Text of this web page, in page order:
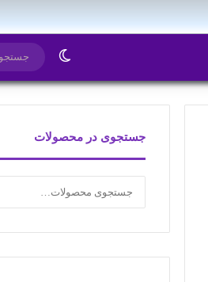
تغییر پوسته
جستجوی در محصولات
برای: